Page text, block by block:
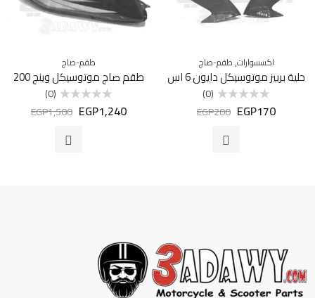
اكسسوارات,طقم-صاج
حلية بربيز موتوسيكل دايون 6 اس
التقييم
(0)
EGP170
EGP200
طقم-صاج
طقم صاج موتوسيكل وينج 200
التقييم
(0)
EGP1,240
EGP1,500